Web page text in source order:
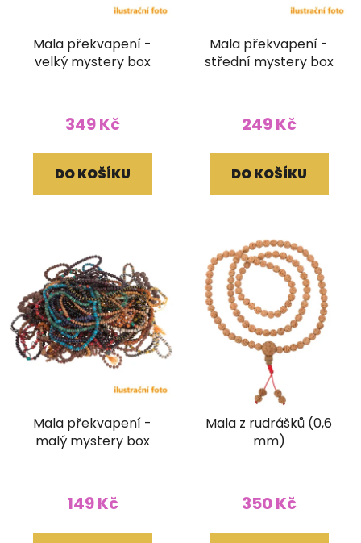
Mala překvapení -
velký mystery box
349 Kč
DO KOŠÍKU
Mala překvapení -
střední mystery box
249 Kč
DO KOŠÍKU
Mala překvapení -
malý mystery box
149 Kč
Mala z rudrášků (0,6
mm)
350 Kč